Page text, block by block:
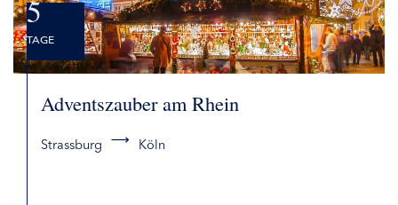
5
TAGE
Adventszauber am Rhein
Strassburg Köln